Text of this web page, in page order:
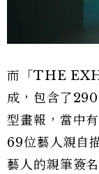
而「THE
成，包含了
型畫報，當中
69位藝人親自
藝人的親筆簽